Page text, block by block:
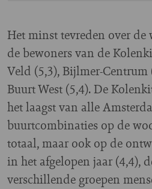
Het minst tevreden over
de bewoners van de
Veld (5,3), Bijlmer-
Buurt West (5,4). De
het laagst van alle
buurtcombinaties op de
totaal, maar ook op de
in het afgelopen jaar (4,4),
verschillende groepen